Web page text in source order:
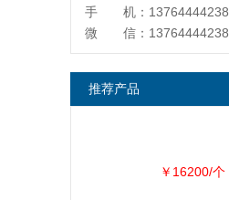
手 机：13764444238
微 信：13764444238
推荐产品
￥16200/个